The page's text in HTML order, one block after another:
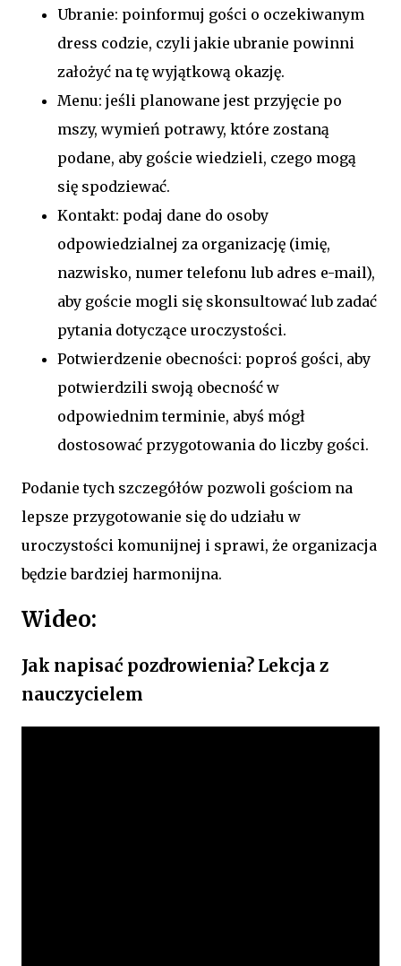
Ubranie: poinformuj gości o oczekiwanym
dress codzie, czyli jakie ubranie powinni
założyć na tę wyjątkową okazję.
Menu: jeśli planowane jest przyjęcie po
mszy, wymień potrawy, które zostaną
podane, aby goście wiedzieli, czego mogą
się spodziewać.
Kontakt: podaj dane do osoby
odpowiedzialnej za organizację (imię,
nazwisko, numer telefonu lub adres e-mail),
aby goście mogli się skonsultować lub zadać
pytania dotyczące uroczystości.
Potwierdzenie obecności: poproś gości, aby
potwierdzili swoją obecność w
odpowiednim terminie, abyś mógł
dostosować przygotowania do liczby gości.
Podanie tych szczegółów pozwoli gościom na
lepsze przygotowanie się do udziału w
uroczystości komunijnej i sprawi, że organizacja
będzie bardziej harmonijna.
Wideo:
Jak napisać pozdrowienia? Lekcja z
nauczycielem